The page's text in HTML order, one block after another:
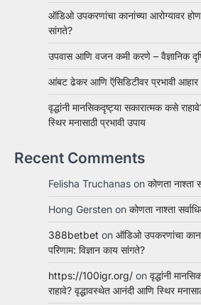
ऑडिओ उपकरणांचा कानांच्या आरोग्यावर
सांगते?
उपवास आणि वजन कमी करणे – वैज्ञानिक
आंबट ढेकर आणि ऍसिडिटीवर प्रभावी
वृद्धांनी मानसिकदृष्ट्या सकारात्मक कसे
स्थिर मनासाठी प्रभावी उपाय
Recent Comments
Felisha Truchanas on कोणता नाश्ता
Hong Gersten on कोणता नाश्ता
388betbet on ऑडिओ उपकरणांचा
परिणाम: विज्ञान काय सांगते?
https://100igr.org/ on वृद्धांनी
राहावे? वृद्धावस्थेत आनंदी आणि स्थिर